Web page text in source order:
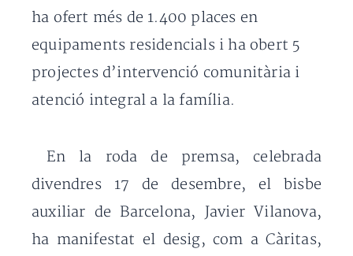
ha ofert més de 1.400 places en
equipaments residencials i ha obert 5
projectes d’intervenció comunitària i
atenció integral a la família.
En la roda de premsa, celebrada
divendres 17 de desembre, el bisbe
auxiliar de Barcelona, Javier Vilanova,
ha manifestat el desig, com a Càritas,